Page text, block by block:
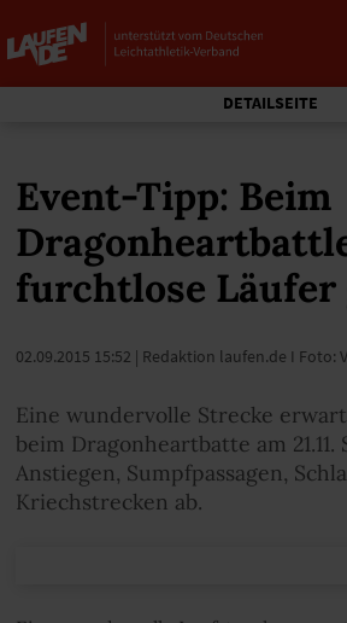
DETAILSEITE
Event-Tipp: Beim
furchtlose Läufer
02.09.2015 15:52 | Redaktion laufen.de I Foto:
Eine wundervolle Strecke
beim Dragonheartbatte am 21.11.
Anstiegen, Sumpfpassagen,
Kriechstrecken ab.